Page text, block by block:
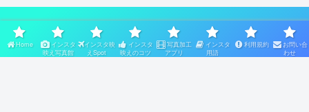
スポンサーリンク
Home
インスタ
映え写真館
インスタ映
えSpot
インスタ
映えのコツ
写真加工
アプリ
インスタ
用語
利用規約
お問い合
わせ